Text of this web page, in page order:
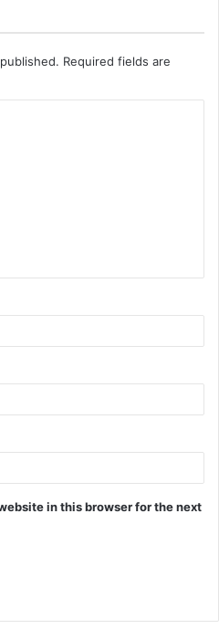
Required fields are
in this browser for the next